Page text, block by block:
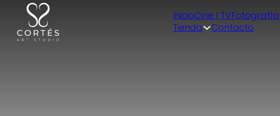
InicioCine | TVFotografía
Tienda
Contacto